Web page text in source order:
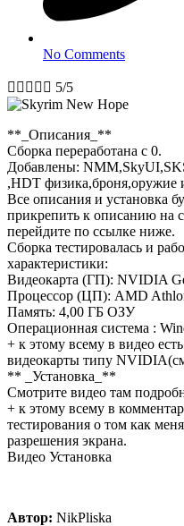
No Comments
     5/5
**_Описания_**
Сборка переработана с 0.
Добавлены:
,HDT
Все описания и установка
прикрепить к описанию на
перейдите по ссылке ниже.
Сборка тестировалась и
характеристики:
Видеокарта (ГП): NVIDIA
Процессор (ЦП): AMD
Память: 4,00 ГБ ОЗУ
Операционная система :
+ к этому всему в видео
видеокарты типу
** _Установка_**
Смотрите видео там
+ к этому всему в
тестирования о том как
разрешения экрана.
Видео Установка
Автор: NikPliska